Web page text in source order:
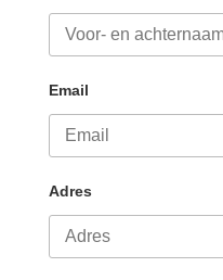
Email
Adres